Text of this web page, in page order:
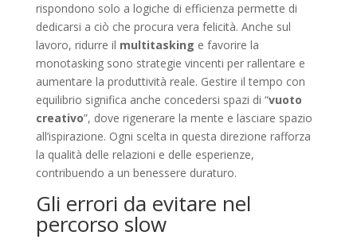
rispondono solo a logiche di efficienza permette di
dedicarsi a ciò che procura vera felicità. Anche sul
lavoro, ridurre il multitasking e favorire la
monotasking sono strategie vincenti per rallentare e
aumentare la produttività reale. Gestire il tempo con
equilibrio significa anche concedersi spazi di “vuoto
creativo”, dove rigenerare la mente e lasciare spazio
all’ispirazione. Ogni scelta in questa direzione rafforza
la qualità delle relazioni e delle esperienze,
contribuendo a un benessere duraturo.
Gli errori da evitare nel
percorso slow